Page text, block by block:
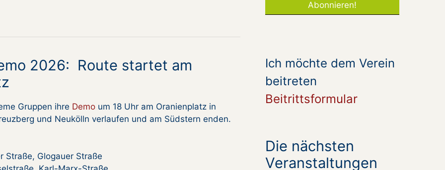
2026: Route startet am
Gruppen ihre Demo um 18 Uhr am Oranienplatz in
und Neukölln verlaufen und am Südstern enden.
Straße, Glogauer Straße
Ich möchte dem Verein
beitreten
Beitrittsformular
Die nächsten
Veranstaltungen